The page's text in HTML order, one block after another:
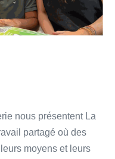
nous présentent La
partagé où des
moyens et leurs